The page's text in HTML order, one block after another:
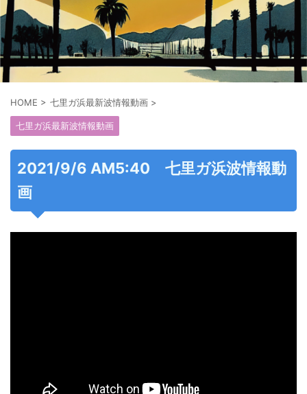
HOME > 七里ガ浜最新波情報動画 >
七里ガ浜最新波情報動画
2021/9/6 AM5:40 七里ガ浜波情報動
画